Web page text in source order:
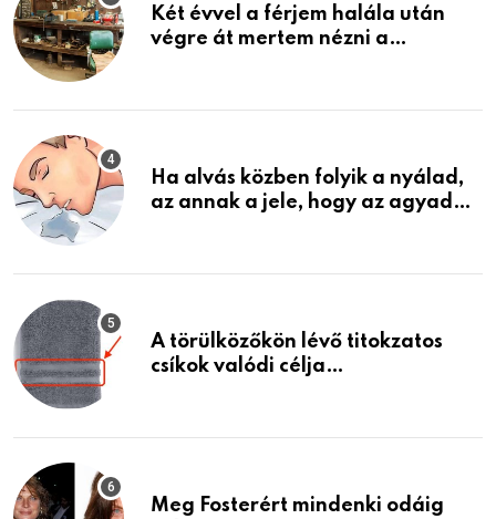
Két évvel a férjem halála után
végre át mertem nézni a
életemet
Ha alvás közben folyik a nyálad,
az annak a jele, hogy az agyad…
A törülközőkön lévő titokzatos
csíkok valódi célja…
Meg Fosterért mindenki odáig